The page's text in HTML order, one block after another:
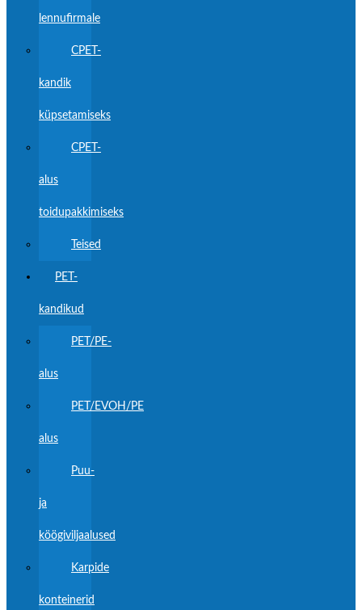
lennufirmale
CPET-
kandik
küpsetamiseks
CPET-
alus
toidupakkimiseks
Teised
PET-
kandikud
PET/PE-
alus
PET/EVOH/PE
alus
Puu-
ja
köögiviljaalused
Karpide
konteinerid